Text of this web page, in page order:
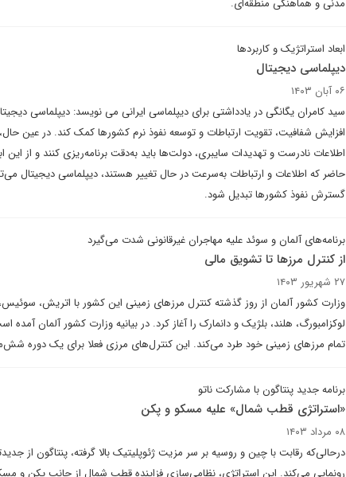
مدنی و هماهنگی منطقه‌ای.
ابعاد استراتژیک و کاربردها
دیپلماسی دیجیتال
۰۶ آبان ۱۴۰۳
سید کامران یگانگی در یادداشتی برای دیپلماسی ایرانی می نویسد: دیپلماسی
افزایش شفافیت، تقویت ارتباطات و توسعه نفوذ نرم کشورها کمک کند. در عین
اطلاعات نادرست و تهدیدات سایبری، دولت‌ها باید به‌دقت برنامه‌ریزی کنند و از این
حاضر که اطلاعات و ارتباطات به‌سرعت در حال تغییر هستند، دیپلماسی دیجیتال
گسترش نفوذ کشورها تبدیل شود.
برنامه‌های آلمان و سوئد علیه مهاجران غیرقانونی شدت می‌گیرد
از کنترل مرزها تا تشویق مالی
۲۷ شهریور ۱۴۰۳
وزارت کشور آلمان از روز گذشته کنترل‌ مرزهای زمینی این کشور با اتریش،
لوکزامبورگ، هلند، بلژیک و دانمارک را آغاز کرد. در بیانیه وزارت کشور آلمان آمده
تمام مرزهای زمینی خود طرد می‌کند. این کنترل‌های مرزی فعلا برای یک دوره
برنامه جدید پنتاگون با مشارکت ناتو
«استراتژی قطب شمال» علیه مسکو و پکن
۰۸ مرداد ۱۴۰۳
درحالی‌که رقابت با چین و روسیه بر سر مزیت ژئوپلیتیک بالا گرفته، پنتاگون از
رونمایی می‌کند. این استراتژی، نظامی‌سازی فزاینده قطب شمال از جانب پکن و